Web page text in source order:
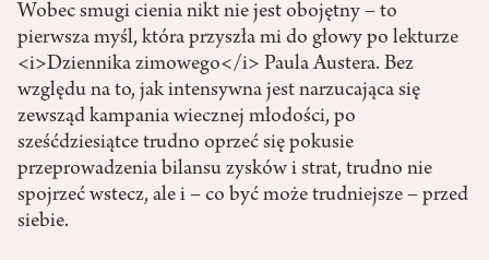
Wobec smugi cienia nikt nie jest obojętny – to
pierwsza myśl, która przyszła mi do głowy po lekturze
<i>Dziennika zimowego</i> Paula Austera. Bez
względu na to, jak intensywna jest narzucająca się
zewsząd kampania wiecznej młodości, po
sześćdziesiątce trudno oprzeć się pokusie
przeprowadzenia bilansu zysków i strat, trudno nie
spojrzeć wstecz, ale i – co być może trudniejsze – przed
siebie.